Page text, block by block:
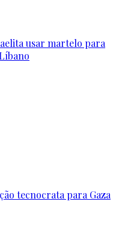
usar martelo para
tecnocrata para Gaza